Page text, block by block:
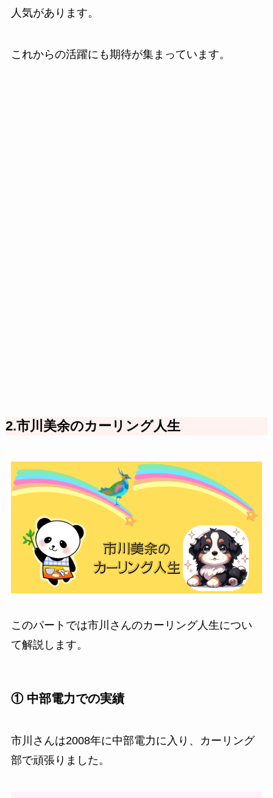
人気があります。
これからの活躍にも期待が集まっています。
2.市川美余のカーリング人生
このパートでは市川さんのカーリング人生につい
て解説します。
① 中部電力での実績
市川さんは2008年に中部電力に入り、カーリング
部で頑張りました。